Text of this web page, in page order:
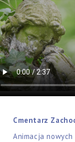
Cmentarz
Animacja